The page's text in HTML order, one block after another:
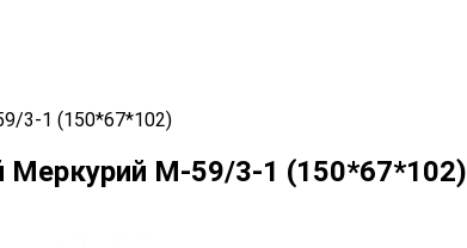
3-1 (150*67*102)
Меркурий М-59/3-1 (150*67*102)